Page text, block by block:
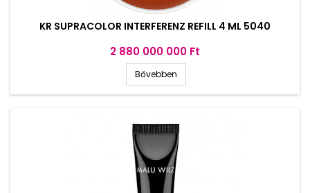
KR SUPRACOLOR INTERFERENZ REFILL 4 ML 5040
Ár
2 880 000 000 Ft
Bővebben